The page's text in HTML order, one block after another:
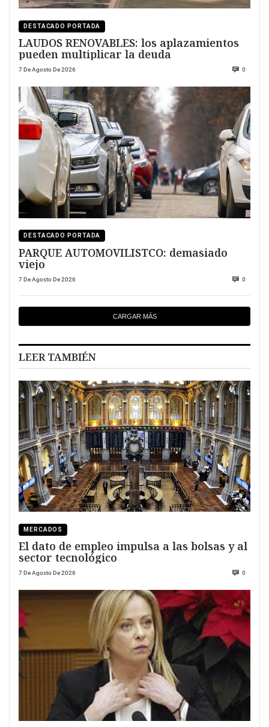
DESTACADO PORTADA
LAUDOS RENOVABLES: los aplazamientos
pueden multiplicar la deuda
7 De Agosto De 2026 0
DESTACADO PORTADA
PARQUE AUTOMOVILISTCO: demasiado
viejo
7 De Agosto De 2026 0
CARGAR MÁS
LEER TAMBIÉN
MERCADOS
El dato de empleo impulsa a las bolsas y al
sector tecnológico
7 De Agosto De 2026 0